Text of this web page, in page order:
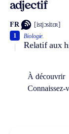
adjectif
FR [istjɔsitɛʀ]
Biologie.
Relatif aux
1
À découvrir
Connaissez-